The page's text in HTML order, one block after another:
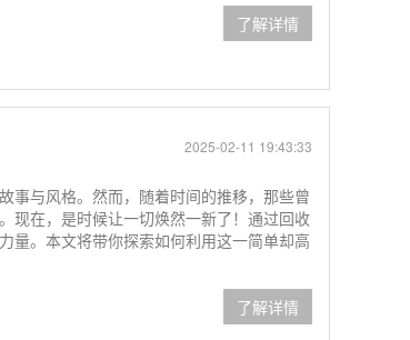
了解详情
2025-02-11 19:43:33
事与风格。然而，随着时间的推移，那些曾
现在，是时候让一切焕然一新了！通过回收
量。本文将带你探索如何利用这一简单却高
了解详情